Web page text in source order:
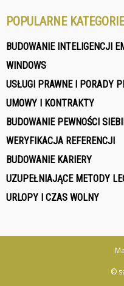
POPULARNE KATEGORIE
BUDOWANIE INTELIGENCJI
WINDOWS
USŁUGI PRAWNE I PORADY
UMOWY I KONTRAKTY
BUDOWANIE PEWNOŚCI
WERYFIKACJA REFERENCJI
BUDOWANIE KARIERY
UZUPEŁNIAJĄCE METODY
URLOPY I CZAS WOLNY
©